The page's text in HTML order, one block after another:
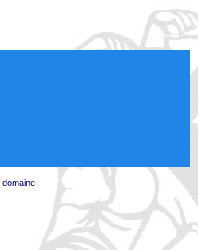
domaine